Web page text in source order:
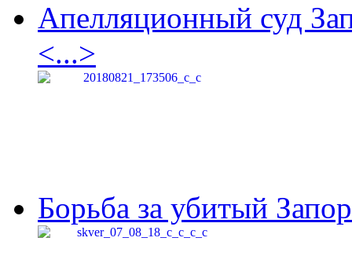
Апелляционный суд
<...>
Борьба за убитый